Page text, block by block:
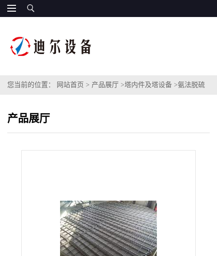
您当前的位置： 网站首页 > 产品展厅 >塔内件及塔设备 >氨法脱硫
30mg/Nm3
产品展厅